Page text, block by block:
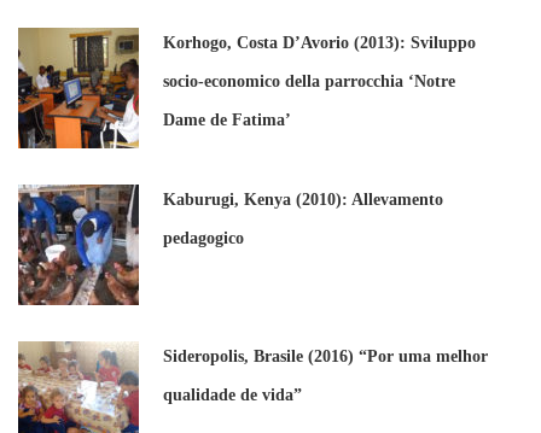
Korhogo, Costa D’Avorio (2013): Sviluppo
socio-economico della parrocchia ‘Notre
Dame de Fatima’
Kaburugi, Kenya (2010): Allevamento
pedagogico
Sideropolis, Brasile (2016) “Por uma melhor
qualidade de vida”